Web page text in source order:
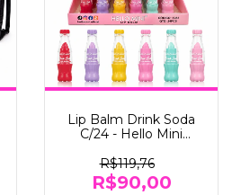
Lip Balm Drink Soda
C/24 - Hello Mini
R$119,76
R$90,00